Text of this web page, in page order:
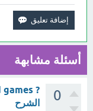
أسئلة مشابهة
0
الشرح